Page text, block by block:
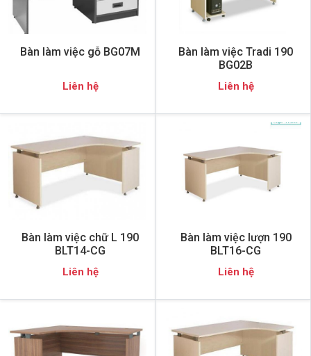
Bàn làm việc gỗ BG07M
Liên hệ
Bàn làm việc Tradi 190
BG02B
Liên hệ
Bàn làm việc chữ L 190
BLT14-CG
Liên hệ
Bàn làm việc lượn 190
BLT16-CG
Liên hệ